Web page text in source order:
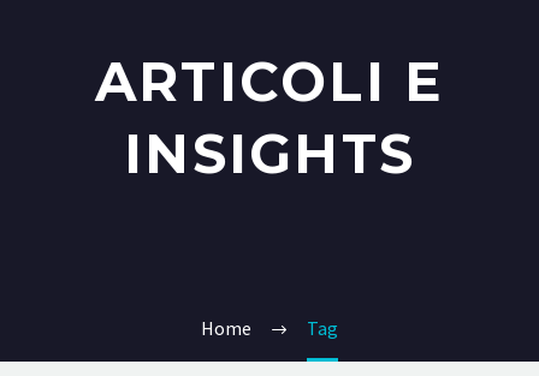
ARTICOLI E
INSIGHTS
Home Tag